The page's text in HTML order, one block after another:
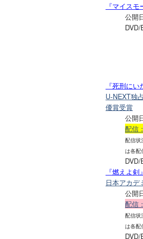
『マイスモ
公開
『死刑にい
U-NEXT独
優賞受賞
公開
配信
配信状
は各配
『燃えよ剣』
日本アカ
公開
配信
配信状
は各配